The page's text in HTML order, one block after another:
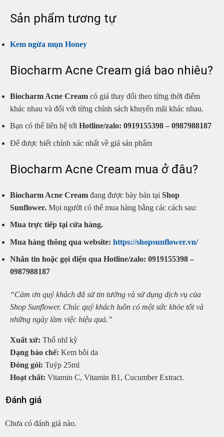
Sản phẩm tương tự
Kem ngừa mụn Honey
Biocharm Acne Cream giá bao nhiêu?
Biocharm Acne Cream có giá thay đổi theo từng thời điểm
khác nhau và đối với từng chính sách khuyến mãi khác nhau.
Bạn có thể liên hệ tới Hotline/zalo: 0919155398 – 0987988187
Để được biết chính xác nhất về giá sản phẩm
Biocharm Acne Cream mua ở đâu?
Biocharm Acne Cream đang được bày bán tại Shop
Sunflower. Mọi người có thể mua hàng bằng các cách sau:
Mua trực tiếp tại cửa hàng.
Mua hàng thông qua website: https://shopsunflower.vn/
Nhắn tin hoặc gọi điện qua Hotline/zalo: 0919155398 –
0987988187
“Cảm ơn quý khách đã sử tin tưởng và sử dụng dịch vụ của
Shop Sunflower. Chúc quý khách luôn có một sức khỏe tốt và
những ngày làm việc hiệu quả.”
Xuất xứ: Thổ nhĩ kỳ
Dạng bào chế: Kem bôi da
Đóng gói: Tuýp 25ml
Hoạt chất: Vitamin C, Vitamin B1, Cucumber Extract.
Đánh giá
Chưa có đánh giá nào.